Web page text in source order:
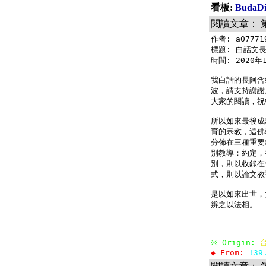
看板:
閱讀文章：
作者:
標題: 白話文
時間: 2020年
我白話的長阿
波，請支持謝
大家的閱讀，
所以如來最後
育的宗教，這
分佈在三種重
別教導：約定
別，則以收錄
式，則以論文
是以如來出世
辨之以法相。
※ Origin:
◆ From: